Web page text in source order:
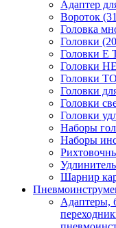
Адаптер
Вороток
Головка
Головки
Головки E
Головки
Головки
Головки
Головки
Головки
Наборы
Наборы
Шарнир
Адаптеры,